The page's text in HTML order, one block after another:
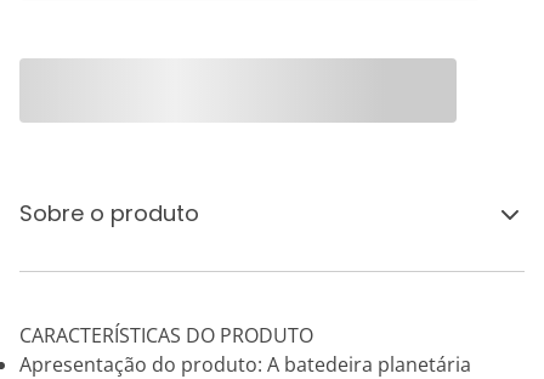
Sobre o produto
CARACTERÍSTICAS DO PRODUTO
Apresentação do produto: A batedeira planetária